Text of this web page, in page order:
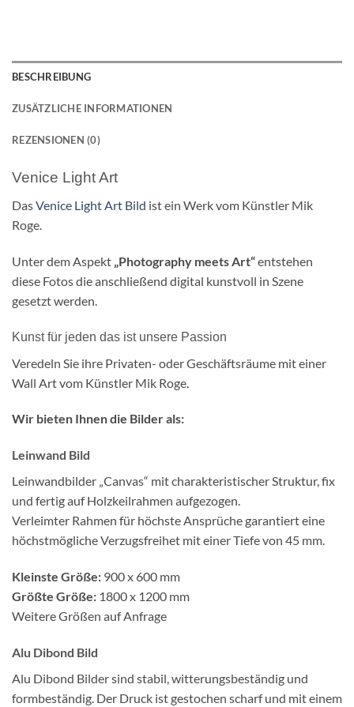
BESCHREIBUNG
ZUSÄTZLICHE INFORMATIONEN
REZENSIONEN (0)
Venice Light Art
DasVenice Light Art Bild ist ein Werk vom Künstler Mik
Roge.
Unter dem Aspekt „Photography meets Art“entstehen
diese Fotos die anschließend digital kunstvoll in Szene
gesetzt werden.
Kunst für jeden das ist unsere Passion
Veredeln Sie ihre Privaten- oder Geschäftsräume mit einer
Wall Art vom Künstler Mik Roge.
Wir bieten Ihnen die Bilder als:
Leinwand Bild
Leinwandbilder „Canvas“ mit charakteristischer Struktur, fix
und fertig auf Holzkeilrahmen aufgezogen.
Verleimter Rahmen für höchste Ansprüche garantiert eine
höchstmögliche Verzugsfreihet mit einer Tiefe von 45 mm.
Kleinste Größe: 900 x 600 mm
Größte Größe: 1800 x 1200 mm
Weitere Größen auf Anfrage
Alu Dibond Bild
Alu Dibond Bilder sind stabil, witterungsbeständig und
formbeständig. Der Druck ist gestochen scharf und mit einem